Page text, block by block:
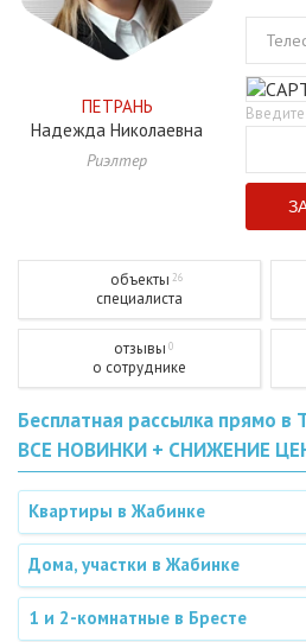
ПЕТРАНЬ
Надежда Николаевна
Риэлтер
объекты 26
специалиста
отзывы 0
о сотруднике
Бесплатная рассылка прямо в
ВСЕ НОВИНКИ + СНИЖЕНИЕ
Квартиры в Жабинке
Дома, участки в Жабинке
1 и 2-комнатные в Бресте